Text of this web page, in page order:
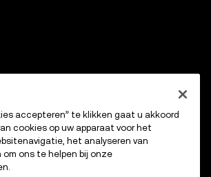
accepteren” te klikken gaat u akkoord
cookies op uw apparaat voor het
het analyseren van
ons te helpen bij onze